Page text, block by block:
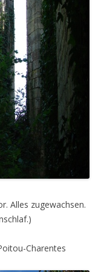
Alles zugewachsen.
Charentes